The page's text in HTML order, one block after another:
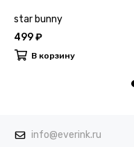
star bunny
499 ₽
В корзину
info@everink.ru